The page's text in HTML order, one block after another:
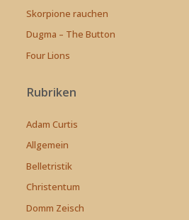
Skorpione rauchen
Dugma – The Button
Four Lions
Rubriken
Adam Curtis
Allgemein
Belletristik
Christentum
Domm Zeisch